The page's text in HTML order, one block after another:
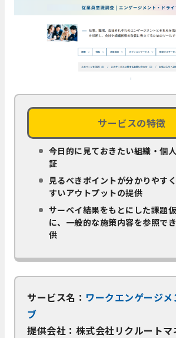
サービスの特徴
今日的に見ておきたい組織・個
証
見るべきポイントが分かりやす
すいアウトプットの提供
サーベイ結果をもとにした課題
に、一般的な施策内容を参照で
供
サービス名： ワークエンゲージメ
ブ
提供会社：株式会社リクルートマ